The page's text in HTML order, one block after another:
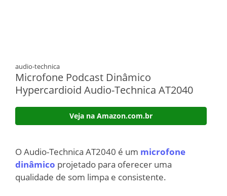
audio-technica
Microfone Podcast Dinâmico
Hypercardioid Audio-Technica AT2040
Veja na Amazon.com.br
O Audio-Technica AT2040 é um microfone
dinâmico projetado para oferecer uma
qualidade de som limpa e consistente.